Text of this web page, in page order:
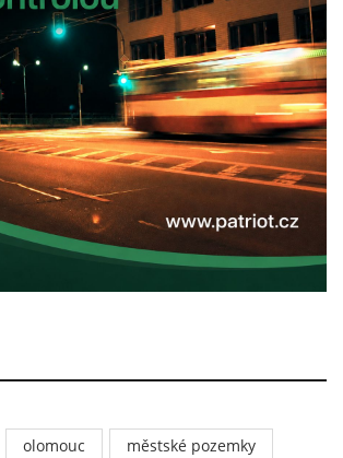
olomouc
městské pozemky